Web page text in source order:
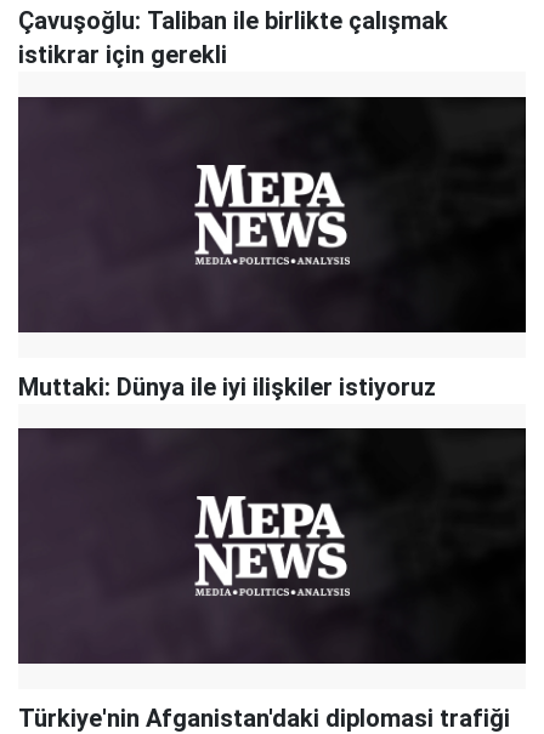
Çavuşoğlu: Taliban ile birlikte çalışmak
istikrar için gerekli
Muttaki: Dünya ile iyi ilişkiler istiyoruz
Türkiye'nin Afganistan'daki diplomasi trafiği